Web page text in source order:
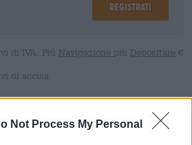
Not Process My Personal
Registrati
di IVA. Più Navigazione più Depositare €
di accisa